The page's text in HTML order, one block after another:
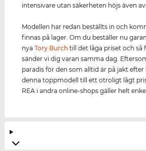
intensivare utan säkerheten höjs även
Modellen har redan beställts in och
finnas på lager. Om du beställer nu
nyaTory Burch till det låga priset och så
sänder vi dig varan samma dag.
paradis för den som alltid är på jakt efter
denna toppmodell till ett otroligt lågt
REA i andra online-shops gäller helt